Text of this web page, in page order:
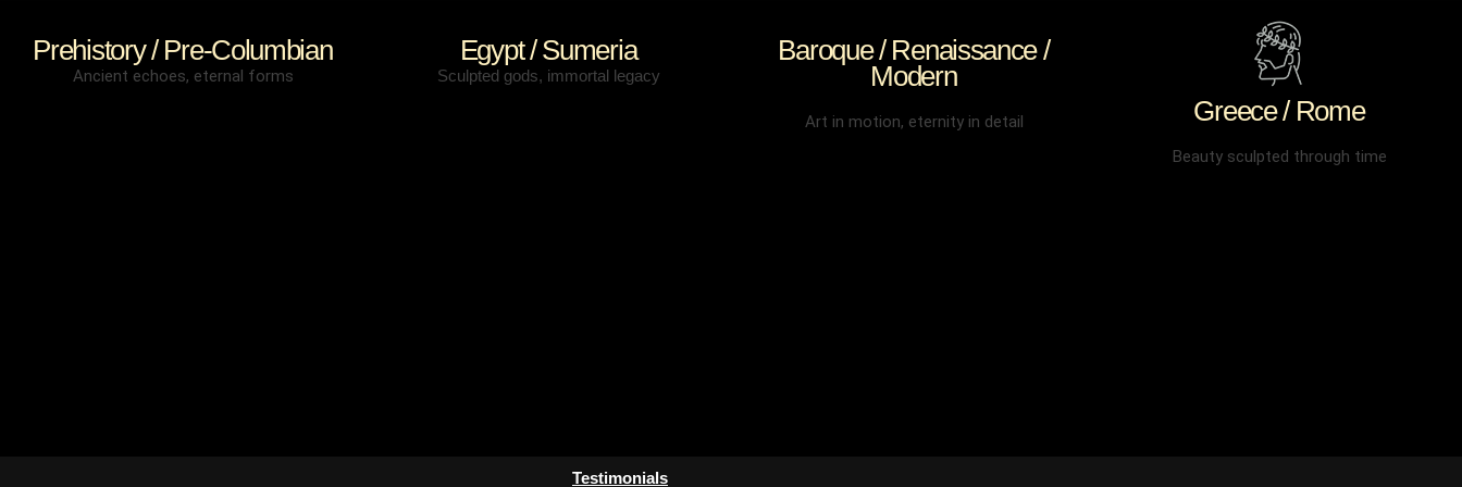
Prehistory / Pre-Columbian
Ancient echoes, eternal forms
Egypt / Sumeria
Sculpted gods, immortal legacy
Baroque / Renaissance /
Modern
Art in motion, eternity in detail Greece / Rome
Beauty sculpted through time
Testimonials